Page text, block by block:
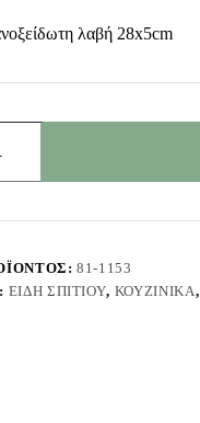
λαβή 28x5cm
81-1153
ΕΊΔΗ ΣΠΙΤΙΟΎ, ΚΟΥΖΙΝΙΚΆ,